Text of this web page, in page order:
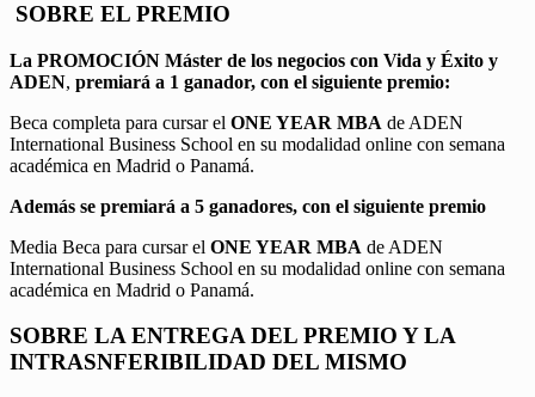
SOBRE EL PREMIO
La PROMOCIÓN Máster de los negocios con Vida y Éxito y
ADEN, premiará a 1 ganador, con el siguiente premio:
Beca completa para cursar el ONE YEAR MBA de ADEN
International Business School en su modalidad online con semana
académica en Madrid o Panamá.
Además se premiará a 5 ganadores, con el siguiente premio
Media Beca para cursar el ONE YEAR MBA de ADEN
International Business School en su modalidad online con semana
académica en Madrid o Panamá.
SOBRE LA ENTREGA DEL PREMIO Y LA
INTRASNFERIBILIDAD DEL MISMO